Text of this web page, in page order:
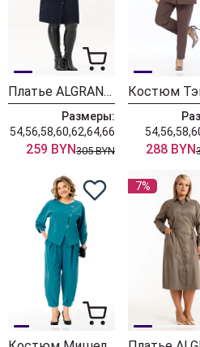
Платье ALGRANDA (Новелла Шарм) 4176
Размеры:
54,56,58,60,62,64,66
259 BYN305 BYN 288 BYN
7%